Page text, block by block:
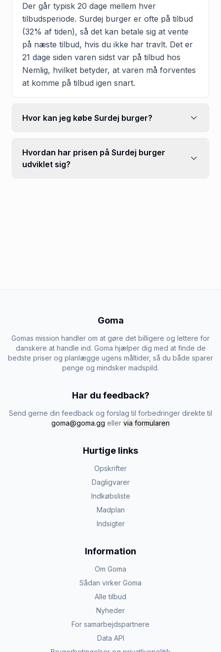
Der går typisk 20 dage mellem hver
tilbudsperiode. Surdej burger er ofte på tilbud
(32% af tiden), så det kan betale sig at vente
på næste tilbud, hvis du ikke har travlt. Det er
21 dage siden varen sidst var på tilbud hos
Nemlig, hvilket betyder, at varen må forventes
at komme på tilbud igen snart.
Hvor kan jeg købe Surdej burger?
Hvordan har prisen på Surdej burger
udviklet sig?
Goma
Gomas mission handler om at gøre det billigere og lettere for
danskere at handle ind. Goma hjælper dig med at finde de
bedste priser og planlægge ugens måltider, så du både sparer
penge og mindsker madspild.
Har du feedback?
Send gerne din feedback og forslag til forbedringer direkte til
goma@goma.gg eller via formularen
Hurtige links
Opskrifter
Dagligvarer
Indkøbsliste
Madplan
Indsigter
Information
Om Goma
Sådan virker Goma
Alle tilbud
Nyheder
For samarbejdspartnere
Data API